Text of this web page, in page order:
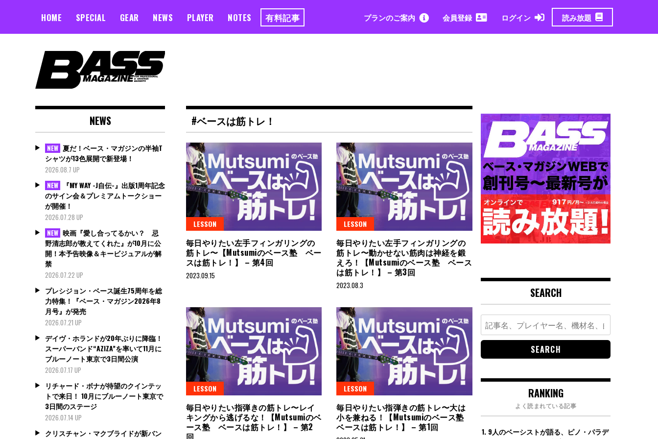
HOME SPECIAL GEAR NEWS PLAYER NOTES 有料記事 プランのご案内 会員登録 ログイン 読み放題
#ベースは筋トレ！
LESSON
毎日やりたい左手フィンガリングの
筋トレ〜【Mutsumiのベース塾 ベー
スは筋トレ！】 – 第4回
2023.09.15
LESSON
毎日やりたい左手フィンガリングの
筋トレ〜動かせない筋肉は神経を鍛
えろ！【Mutsumiのベース塾 ベース
は筋トレ！】 – 第3回
2023.08.3
LESSON
毎日やりたい指弾きの筋トレ〜レイ
キングから逃げるな！【Mutsumiのベ
ース塾 ベースは筋トレ！】 – 第2
LESSON
毎日やりたい指弾きの筋トレ〜大は
小を兼ねる！【Mutsumiのベース塾
ベースは筋トレ！】 – 第1回
NEWS
NEW 夏だ！ベース・マガジンの半袖T
シャツが13色展開で新登場！
2026.08.7 UP
NEW
『MY WAY -J自伝-』出版1周年記念
のサイン会＆プレミアムトークショー
が開催！
2026.07.28 UP
NEW 映画『愛し合ってるかい？ 忌
野清志郎が教えてくれた』が10月に公
開！本予告映像＆キービジュアルが解
禁
2026.07.22 UP
プレシジョン・ベース誕生75周年を総
力特集！『ベース・マガジン2026年8
月号』が発売
2026.07.21 UP
デイヴ・ホランドが20年ぶりに降臨！
スーパーバンド“AZIZA”を率いて11月に
ブルーノート東京で3日間公演
2026.07.17 UP
リチャード・ボナが待望のクインテッ
トで来日！ 10月にブルーノート東京で
3日間のステージ
2026.07.14 UP
クリスチャン・マクブライドが新バン
SEARCH
Search
for:
RANKING
よく読まれている記事
9人のベーシストが語る、ピノ・パラデ